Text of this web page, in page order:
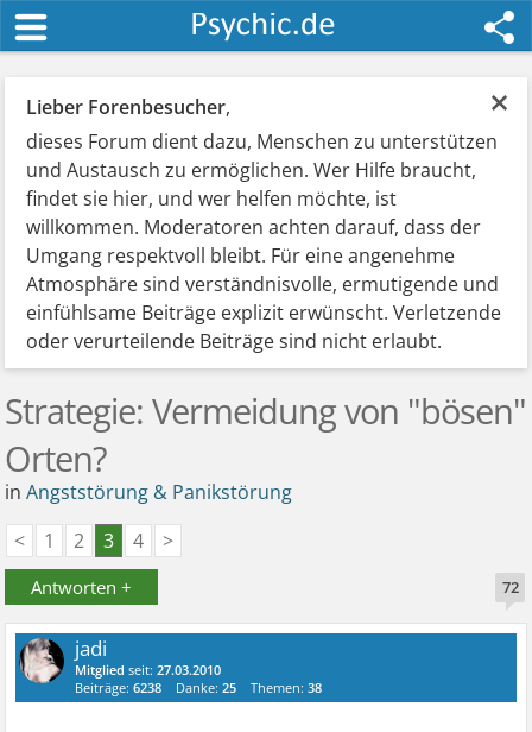
×
Lieber Forenbesucher,
dieses Forum dient dazu, Menschen zu unterstützen
und Austausch zu ermöglichen. Wer Hilfe braucht,
findet sie hier, und wer helfen möchte, ist
willkommen. Moderatoren achten darauf, dass der
Umgang respektvoll bleibt. Für eine angenehme
Atmosphäre sind verständnisvolle, ermutigende und
einfühlsame Beiträge explizit erwünscht. Verletzende
oder verurteilende Beiträge sind nicht erlaubt.
Strategie: Vermeidung von "bösen"
Orten?
inAngststörung & Panikstörung
<
1 2 3 4 >
Antworten + 72
jadi
Mitglied seit:27.03.2010
Beiträge:6238 Danke:25 Themen:38